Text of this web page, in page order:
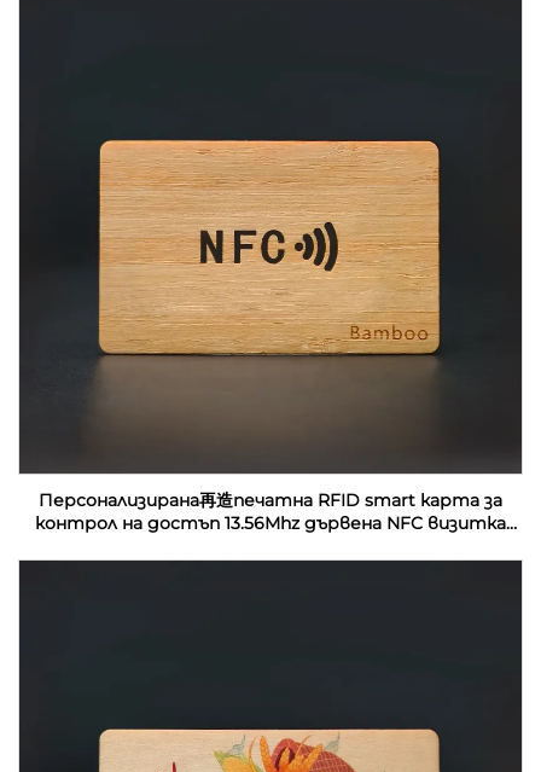
Персонализирана再造печатна RFID smart карта за
контрол на достъп 13.56Mhz дървена NFC визитка